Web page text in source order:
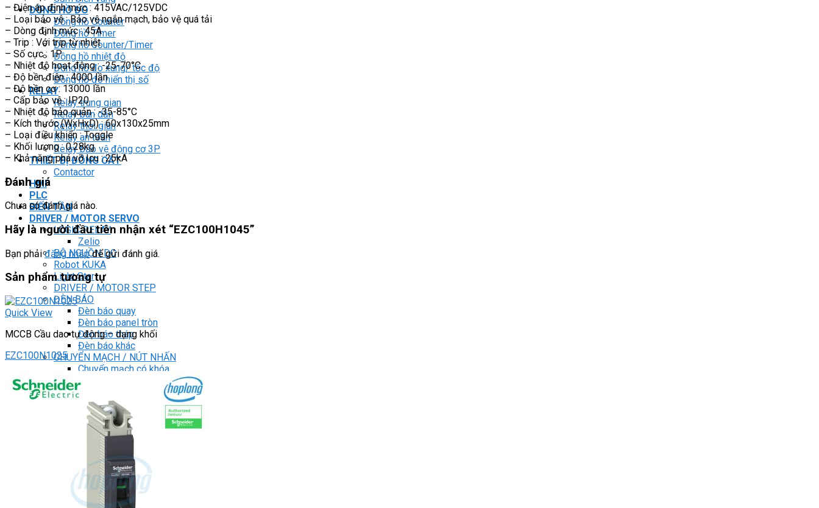
ĐỒNG HỒ ĐO
Đồng hồ Counter
Đồng hồ Timer
Đồng hồ Counter/Timer
Đồng hồ nhiệt độ
Đồng hồ đo xung/ tốc độ
Đồng hồ đo hiển thị số
RELAY
Relay trung gian
Relay bán dẫn
Relay thời gian
Relay an toàn
Relay bảo vệ động cơ 3P
THIẾT BỊ ĐÓNG CẮT
Contactor
HMI
PLC
BIẾN TẦN
DRIVER / MOTOR SERVO
LOGIC RELAY
Zelio
BỘ NGUỒN DC
Robot KUKA
Light Star
DRIVER / MOTOR STEP
ĐÈN BÁO
Đèn báo quay
Đèn báo panel tròn
Đèn báo tháp
Đèn báo khác
CHUYỂN MẠCH / NÚT NHẤN
Chuyển mạch có khóa
Công tắc dừng khẩn
Nút nhấn
Phích cắm / Ổ cắm / Công tắc
– Điện áp định mức : 415VAC/125VDC
– Loại bảo vệ : Bảo vệ ngắn mạch, bảo vệ quá tải
– Dòng định mức : 45A
– Trip : Với trip từ nhiệt
– Số cực : 1P
– Nhiệt độ hoạt động : -25-70°C
– Độ bền điện : 4000 lần
– Độ bền cơ : 13000 lần
– Cấp bảo vệ : IP20
– Nhiệt độ bảo quản : -35-85°C
– Kích thước (WxHxD) : 60x130x25mm
– Loại điều khiển : Toggle
– Khối lượng : 0.28kg
– Khả năng phá vỡ Icu : 25kA
Đánh giá
Chưa có đánh giá nào.
Hãy là người đầu tiên nhận xét “EZC100H1045”
Bạn phảiđăng nhậpđể gửi đánh giá.
Sản phẩm tương tự
Quick View
MCCB Cầu dao tự động – dạng khối
EZC100N1025